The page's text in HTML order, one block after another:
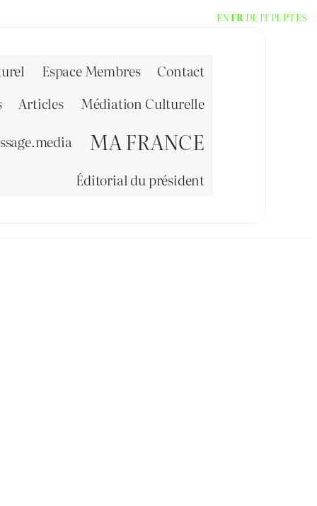
Espace Membres
Contact
Articles
Médiation Culturelle
MA FRANCE
Éditorial du président
EN FR DE IT PL PTES